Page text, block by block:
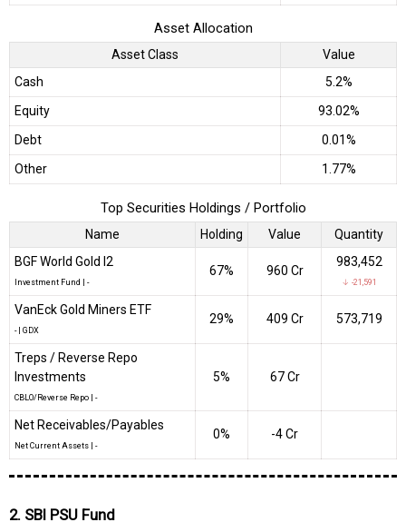
Asset Allocation
Asset Class
Value
Cash
5.2%
Equity
93.02%
Debt
0.01%
Other
1.77%
Top Securities Holdings / Portfolio
Name Holding Value
Quantity
BGF World Gold I2
Investment Fund -
67% ₹960 Cr
983,452
↓ -21,591
VanEck Gold Miners ETF
-| GDX
29% ₹409 Cr 573,719
Treps / Reverse Repo
Investments
CBLO/Reverse Repo -
5% ₹67 Cr
Net Receivables/Payables
Net Current Assets -
0% -₹4 Cr
2. SBI PSU Fund